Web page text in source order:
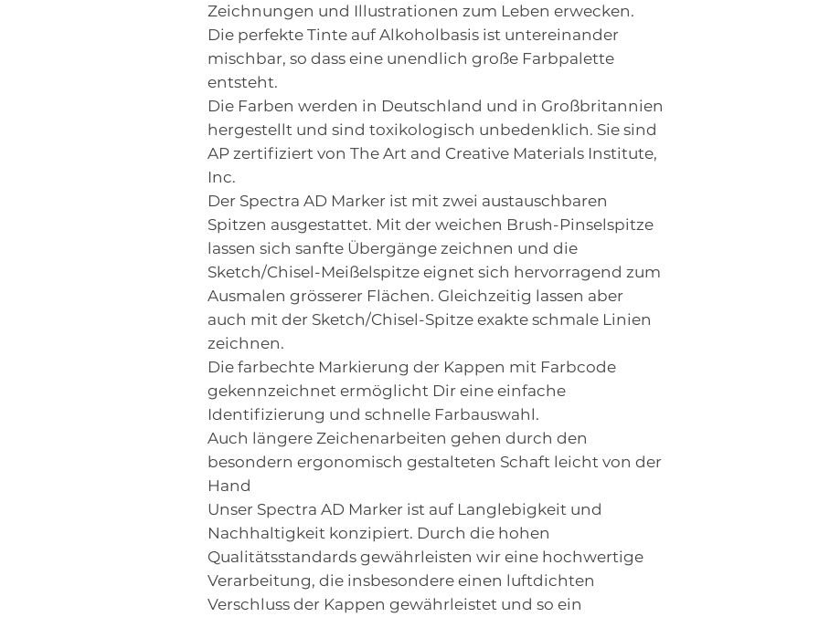
Zeichnungen und Illustrationen zum Leben erwecken.
Die perfekte Tinte auf Alkoholbasis ist untereinander
mischbar, so dass eine unendlich große Farbpalette
entsteht.
Die Farben werden in Deutschland und in Großbritannien
hergestellt und sind toxikologisch unbedenklich. Sie sind
AP zertifiziert von The Art and Creative Materials Institute,
Inc.
Der Spectra AD Marker ist mit zwei austauschbaren
Spitzen ausgestattet. Mit der weichen Brush-Pinselspitze
lassen sich sanfte Übergänge zeichnen und die
Sketch/Chisel-Meißelspitze eignet sich hervorragend zum
Ausmalen grösserer Flächen. Gleichzeitig lassen aber
auch mit der Sketch/Chisel-Spitze exakte schmale Linien
zeichnen.
Die farbechte Markierung der Kappen mit Farbcode
gekennzeichnet ermöglicht Dir eine einfache
Identifizierung und schnelle Farbauswahl.
Auch längere Zeichenarbeiten gehen durch den
besondern ergonomisch gestalteten Schaft leicht von der
Hand
Unser Spectra AD Marker ist auf Langlebigkeit und
Nachhaltigkeit konzipiert. Durch die hohen
Qualitätsstandards gewährleisten wir eine hochwertige
Verarbeitung, die insbesondere einen luftdichten
Verschluss der Kappen gewährleistet und so ein